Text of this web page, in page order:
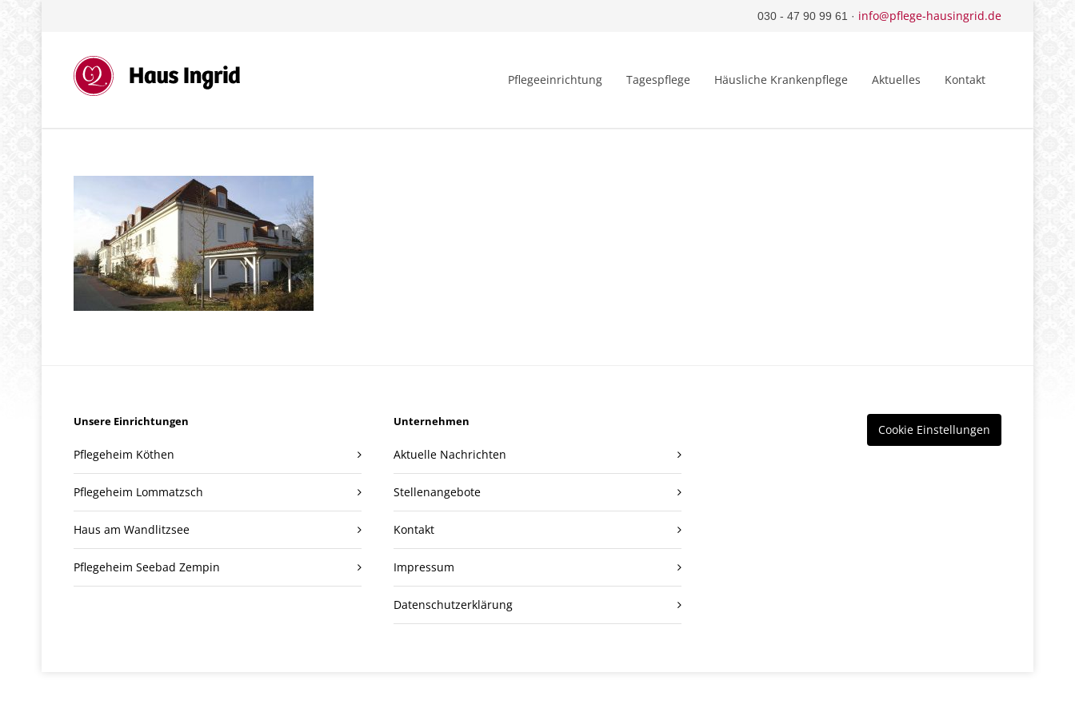
030 - 47 90 99 61 · info@pflege-hausingrid.de
Pflegeeinrichtung Tagespflege Häusliche Krankenpflege Aktuelles Kontakt
Unsere Einrichtungen
Pflegeheim Köthen
Pflegeheim Lommatzsch
Haus am Wandlitzsee
Pflegeheim Seebad Zempin
Unternehmen
Aktuelle Nachrichten
Stellenangebote
Kontakt
Impressum
Datenschutzerklärung
Cookie Einstellungen